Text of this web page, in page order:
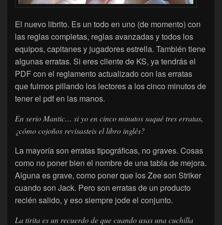
El nuevo librito. Es un todo en uno (de momento) con
las reglas completas, reglas avanzadas y todos los
equipos, capitanes y jugadores estrella. También tiene
algunas erratas. Si eres cliente de KS, ya tendrás el
PDF con el reglamento actualizado con las erratas
que fuimos pillando los lectores a los cinco minutos de
tener el pdf en las manos.
En serio Mantic… si yo en cinco minutos saqué tres erratas,
¿cómo cojoños revisasteis el libro inglés?
La mayoría son erratas tipográficas, no graves. Cosas
como no poner bien el nombre de una tabla de mejora.
Alguna es grave, como poner que los Zee son Striker
cuando son Jack. Pero son erratas de un producto
recién salido, y eso siempre jode el conjunto.
La tirita es un recuerdo de que cuando usas una cuchilla